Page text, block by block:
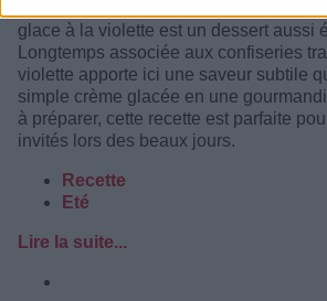
glace à la violette est un dessert aussi
Longtemps associée aux confiseries
violette apporte ici une saveur subtile
simple crème glacée en une
à préparer, cette recette est parfaite
invités lors des beaux jours.
Recette
Eté
Lire la suite...